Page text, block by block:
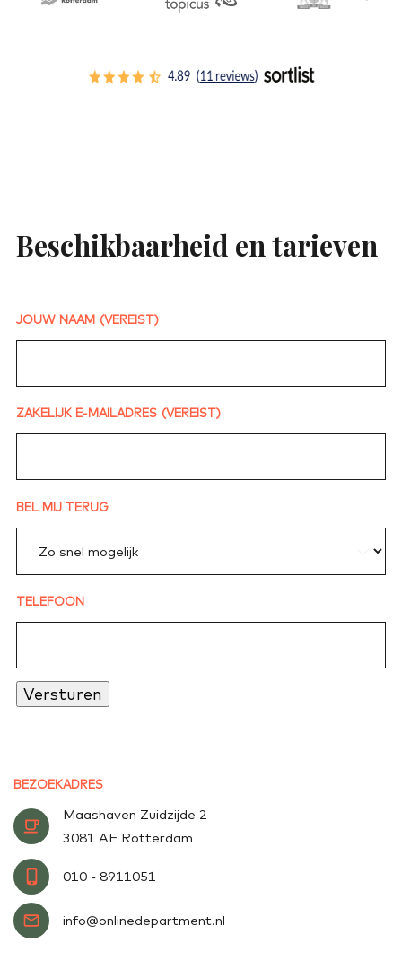
Beschikbaarheid en tarieven
JOUW NAAM (VEREIST)
ZAKELIJK E-MAILADRES (VEREIST)
BEL MIJ TERUG
TELEFOON
Versturen
BEZOEKADRES
Maashaven Zuidzijde 2
3081 AE Rotterdam
010 - 8911051
info@onlinedepartment.nl